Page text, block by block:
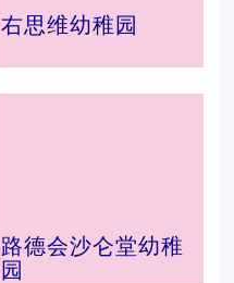
右思维幼稚园
路德会沙仑堂幼稚
园